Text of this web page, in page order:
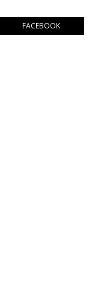
FACEBOOK